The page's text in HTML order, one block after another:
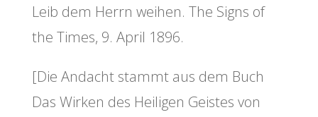
Leib dem Herrn weihen. The Signs of
the Times, 9. April 1896.
[Die Andacht stammt aus dem Buch
Das Wirken des Heiligen Geistes von